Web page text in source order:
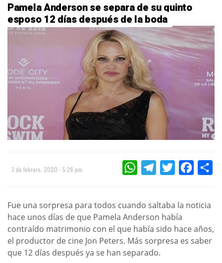
Pamela Anderson se separa de su quinto
esposo 12 días después de la boda
3 de febrero, 2020 - 5:26 pm WHATSAPPTELEGRAMTWITTER
Fue una sorpresa para todos cuando saltaba la noticia
hace unos días de que Pamela Anderson había
contraído matrimonio con el que había sido hace años,
el productor de cine Jon Peters. Más sorpresa es saber
que 12 días después ya se han separado.